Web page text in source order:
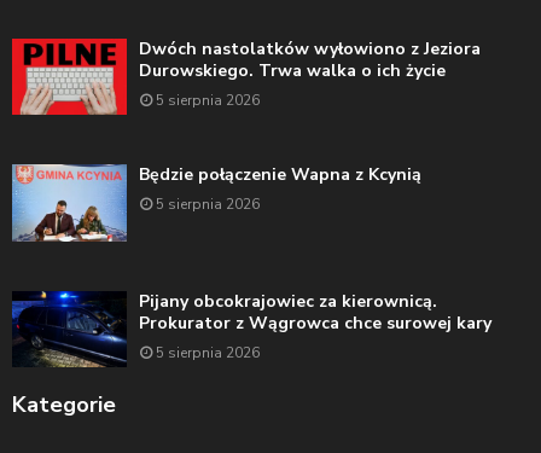
Dwóch nastolatków wyłowiono z Jeziora
Durowskiego. Trwa walka o ich życie
5 sierpnia 2026
Będzie połączenie Wapna z Kcynią
5 sierpnia 2026
Pijany obcokrajowiec za kierownicą.
Prokurator z Wągrowca chce surowej kary
5 sierpnia 2026
Kategorie